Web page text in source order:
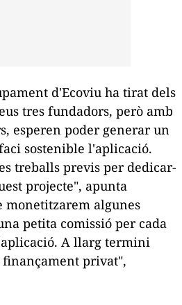
d'Ecoviu ha tirat dels
tres fundadors, però amb
esperen poder generar un
sostenible l'aplicació.
treballs previs per dedicar-
projecte", apunta
monetitzarem algunes
petita comissió per cada
A llarg termini
finançament privat",